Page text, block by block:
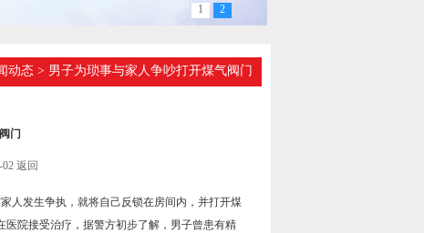
1 2
动态> 男子为琐事与家人争吵打开煤气阀门
门
返回
人发生争执，就将自己反锁在房间内，并打开煤
院接受治疗，据警方初步了解，男子曾患有精